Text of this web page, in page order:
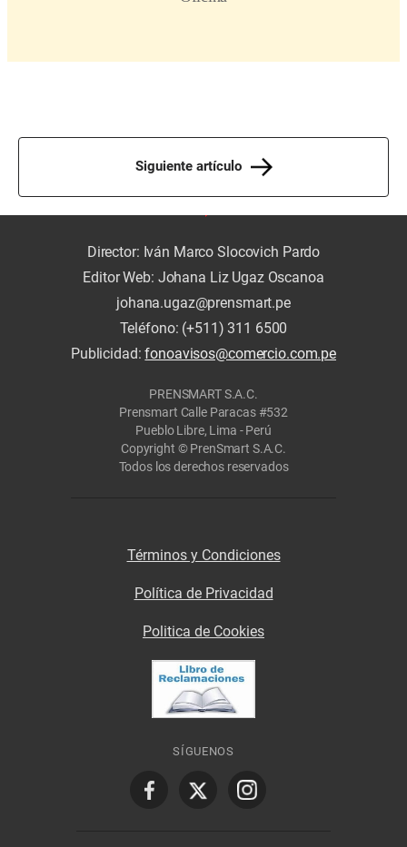
Siguiente artículo
Director: Iván Marco Slocovich Pardo
Editor Web: Johana Liz Ugaz Oscanoa
johana.ugaz@prensmart.pe
Teléfono: (+511) 311 6500
Publicidad:fonoavisos@comercio.com.pe
PRENSMART S.A.C.
Prensmart Calle Paracas #532
Pueblo Libre, Lima - Perú
Copyright © PrenSmart S.A.C.
Todos los derechos reservados
Términos y Condiciones
Política de Privacidad
Politica de Cookies
SÍGUENOS